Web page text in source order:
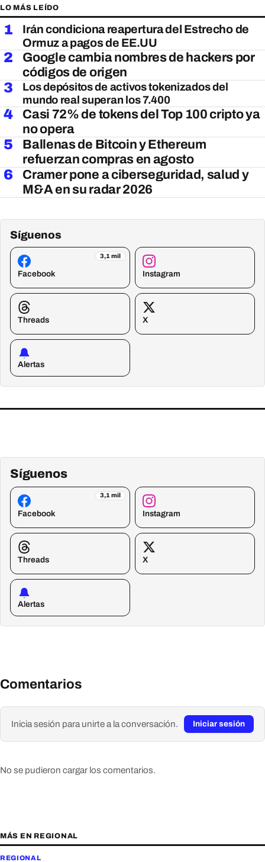
LO MÁS LEÍDO
1
Irán condiciona reapertura del Estrecho de
Ormuz a pagos de EE.UU
2
Google cambia nombres de hackers por
códigos de origen
3
Los depósitos de activos tokenizados del
mundo real superan los 7.400
4
Casi 72% de tokens del Top 100 cripto ya
no opera
5
Ballenas de Bitcoin y Ethereum
refuerzan compras en agosto
6
Cramer pone a ciberseguridad, salud y
M&A en su radar 2026
Síguenos
3,1 mil
Facebook Instagram
Threads X
Alertas
Síguenos
3,1 mil
Facebook Instagram
Threads X
Alertas
Comentarios
Inicia sesión para unirte a la conversación. Iniciar sesión
No se pudieron cargar los comentarios.
MÁS EN REGIONAL
REGIONAL